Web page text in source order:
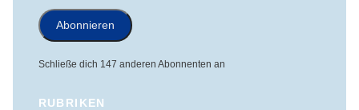
Adresse
Abonnieren
Schließe dich 147 anderen Abonnenten an
RUBRIKEN